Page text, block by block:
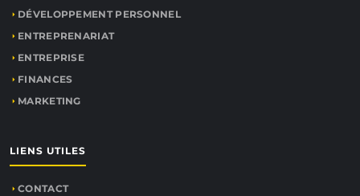
DÉVELOPPEMENT PERSONNEL
ENTREPRENARIAT
ENTREPRISE
FINANCES
MARKETING
LIENS UTILES
CONTACT